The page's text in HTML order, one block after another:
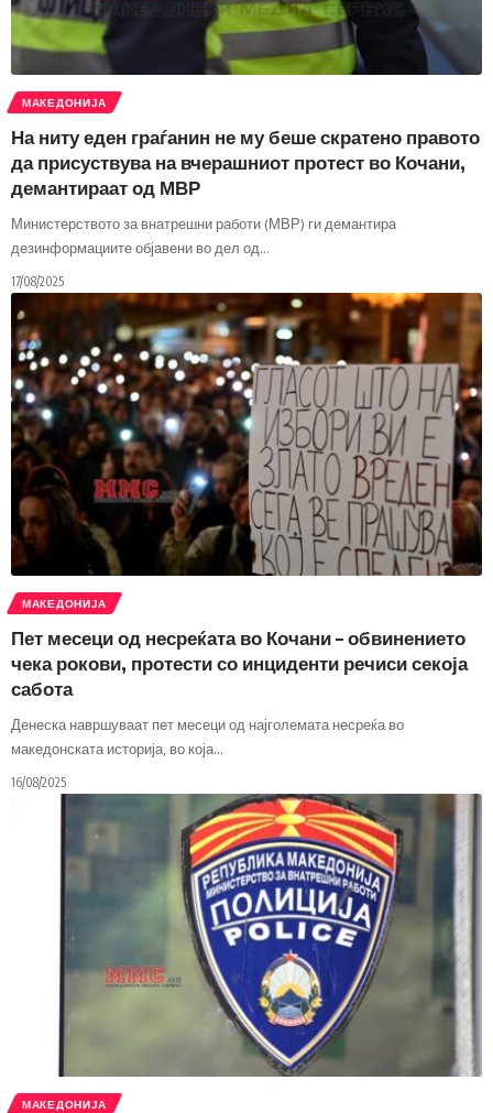
МАКЕДОНИЈА
На ниту еден граѓанин не му беше скратено правото
да присуствува на вчерашниот протест во Кочани,
демантираат од МВР
Министерството за внатрешни работи (МВР) ги демантира
дезинформациите објавени во дел од…
17/08/2025
МАКЕДОНИЈА
Пет месеци од несреќата во Кочани – обвинението
чека рокови, протести со инциденти речиси секоја
сабота
Денеска навршуваат пет месеци од најголемата несреќа во
македонската историја, во која…
16/08/2025
МАКЕДОНИЈА